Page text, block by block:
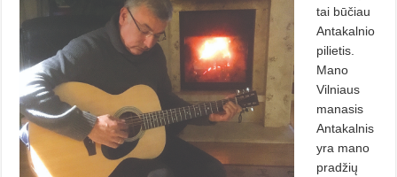
tai būčiau
Antakal­nio
pilietis.
Mano
Vilniaus
manasis
Antakalnis
yra mano
pradžių